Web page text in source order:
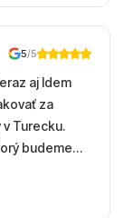
5/5
aj Idem
za
Turecku.
budeme
cez